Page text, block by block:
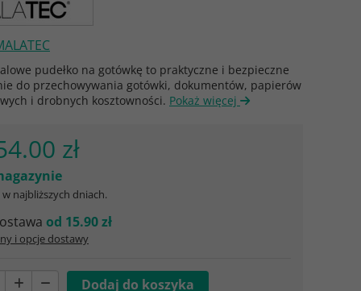
pudełko na gotówkę to praktyczne i bezpieczne
do przechowywania gotówki, dokumentów, papierów
i drobnych kosztowności. Pokaż więcej
zł
w najbliższych dniach.
od 15.90 zł
i opcje dostawy